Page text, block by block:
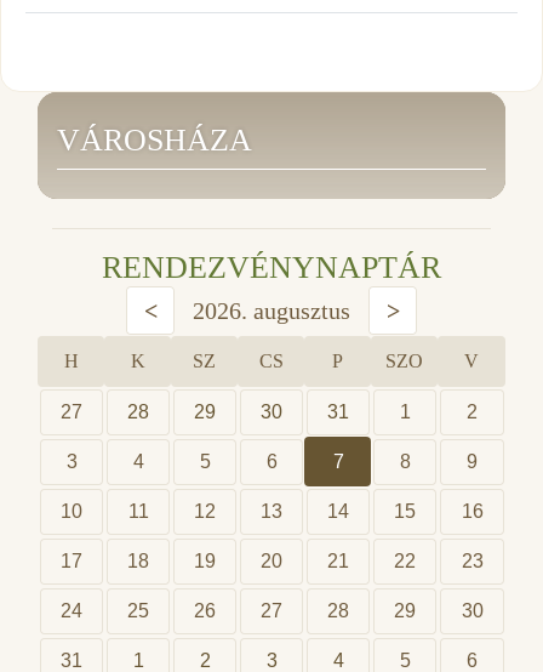
VÁROSHÁZA
RENDEZVÉNYNAPTÁR
< 2026. augusztus >
H K SZ CS P SZO V
27 28 29 30 31 1 2
3 4 5 6 7 8 9
10 11 12 13 14 15 16
17 18 19 20 21 22 23
24 25 26 27 28 29 30
31 1 2 3 4 5 6